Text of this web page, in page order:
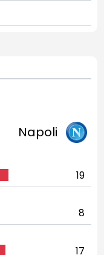
Napoli
19
8
17